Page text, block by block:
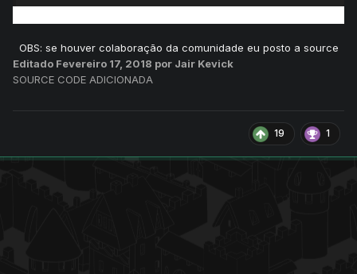
OBS: se houver colaboração da comunidade eu posto a source
Editado Fevereiro 17, 2018 por Jair Kevick
SOURCE CODE ADICIONADA
19 1